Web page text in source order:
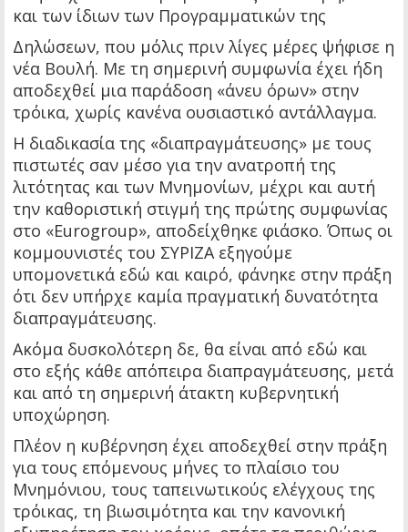
και των ίδιων των Προγραμματικών της
Δηλώσεων, που μόλις πριν λίγες μέρες ψήφισε η
νέα Βουλή. Με τη σημερινή συμφωνία έχει ήδη
αποδεχθεί μια παράδοση «άνευ όρων» στην
τρόικα, χωρίς κανένα ουσιαστικό αντάλλαγμα.
Η διαδικασία της «διαπραγμάτευσης» με τους
πιστωτές σαν μέσο για την ανατροπή της
λιτότητας και των Μνημονίων, μέχρι και αυτή
την καθοριστική στιγμή της πρώτης συμφωνίας
στο «Eurogroup», αποδείχθηκε φιάσκο. Όπως οι
κομμουνιστές του ΣΥΡΙΖΑ εξηγούμε
υπομονετικά εδώ και καιρό, φάνηκε στην πράξη
ότι δεν υπήρχε καμία πραγματική δυνατότητα
διαπραγμάτευσης.
Ακόμα δυσκολότερη δε, θα είναι από εδώ και
στο εξής κάθε απόπειρα διαπραγμάτευσης, μετά
και από τη σημερινή άτακτη κυβερνητική
υποχώρηση.
Πλέον η κυβέρνηση έχει αποδεχθεί στην πράξη
για τους επόμενους μήνες το πλαίσιο του
Μνημόνιου, τους ταπεινωτικούς ελέγχους της
τρόικας, τη βιωσιμότητα και την κανονική